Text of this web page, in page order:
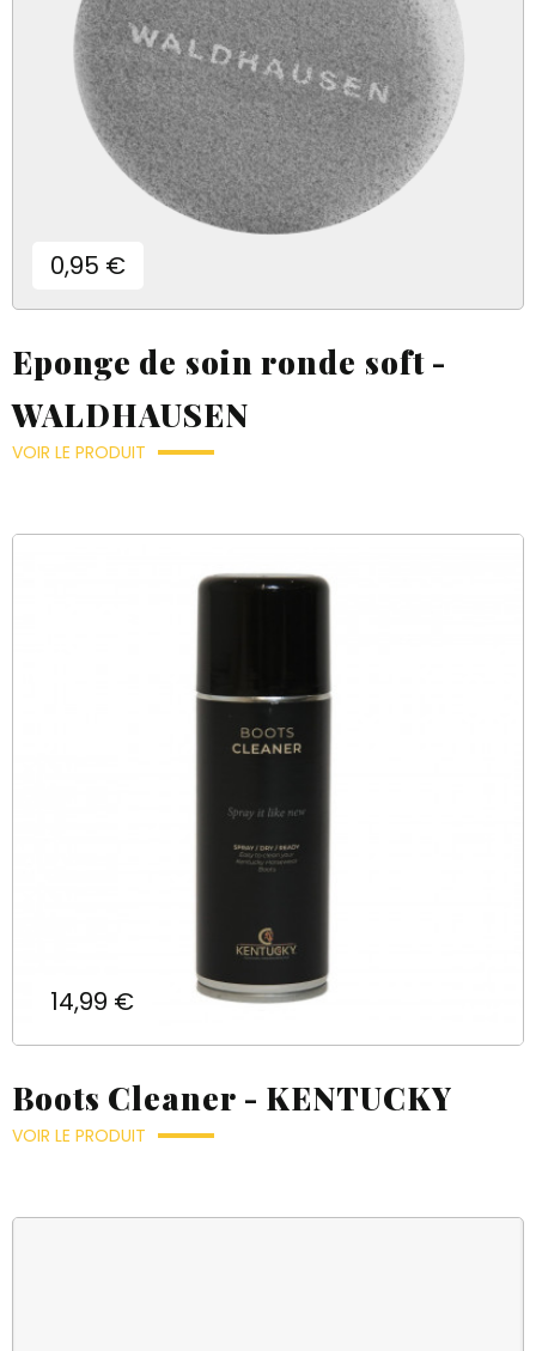
Prix
0,95 €
Eponge de soin ronde soft -
WALDHAUSEN
VOIR LE PRODUIT
Prix
14,99 €
Boots Cleaner - KENTUCKY
VOIR LE PRODUIT